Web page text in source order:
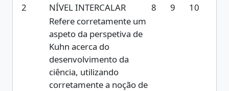
2 NÍVEL INTERCALAR 8 9 10
Refere corretamente um
aspeto da perspetiva de
Kuhn acerca do
desenvolvimento da
ciência, utilizando
corretamente a noção de